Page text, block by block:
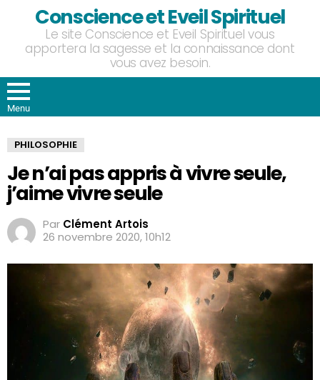
Conscience et Eveil Spirituel
Le site Conscience et Eveil Spirituel vous
apportera la sagesse et la connaissance dont
vous avez besoin.
Menu
PHILOSOPHIE
Je n’ai pas appris à vivre seule,
j’aime vivre seule
Par Clément Artois
26 novembre 2020, 10h12